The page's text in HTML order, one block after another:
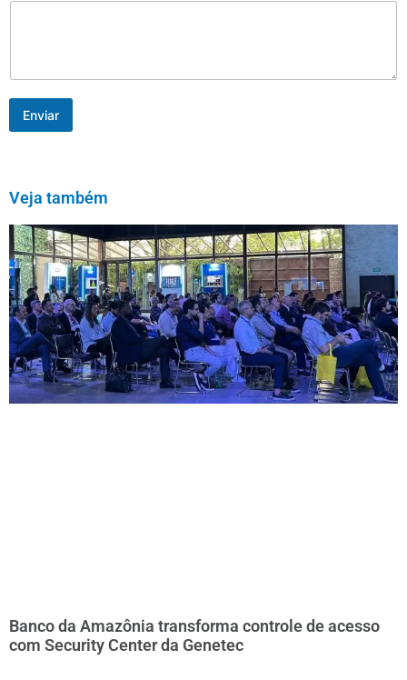
Enviar
Veja também
Banco da Amazônia transforma controle de acesso
com Security Center da Genetec